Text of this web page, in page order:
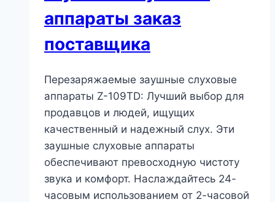
аппараты заказ
поставщика
Перезаряжаемые заушные слуховые
аппараты Z-109TD: Лучший выбор для
продавцов и людей, ищущих
качественный и надежный слух. Эти
заушные слуховые аппараты
обеспечивают превосходную чистоту
звука и комфорт. Наслаждайтесь 24-
часовым использованием от 2-часовой